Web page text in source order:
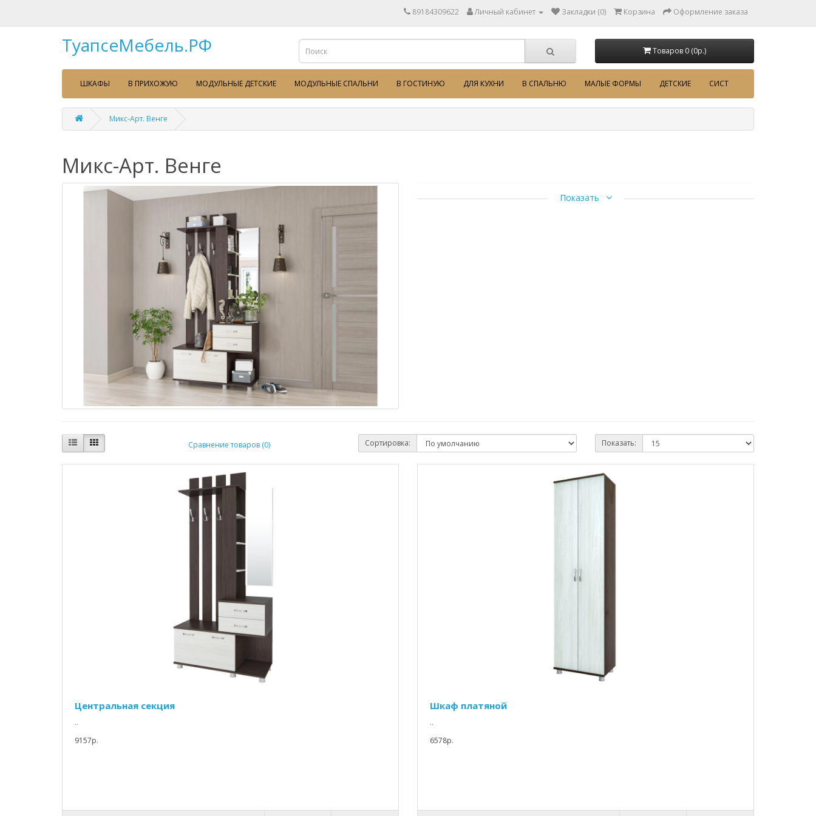
89184309622 Личный кабинет Закладки (0) Корзина Оформление заказа
ТуапсеМебель.РФ Товаров 0 (0p.)
ШКАФЫ В ПРИХОЖУЮ МОДУЛЬНЫЕ ДЕТСКИЕ МОДУЛЬНЫЕ СПАЛЬНИ В ГОСТИНУЮ ДЛЯ КУХНИ В СПАЛЬНЮ МАЛЫЕ ФОРМЫ ДЕТСКИЕ СИСТ
Микс-Арт. Венге
Микс-Арт. Венге
Показать
Сравнение товаров (0) Сортировка: Показать:
Центральная секция
..
9157p.
Шкаф платяной
..
6578p.